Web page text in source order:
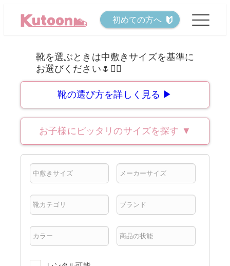
初めての方へ
靴の選び方を詳しく見る ▶
お子様にピッタリのサイズを探す ▼